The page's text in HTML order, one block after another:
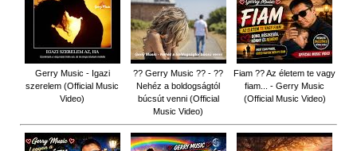
Gerry Music - Igazi
szerelem (Official Music
Video)
?? Gerry Music ?? - ??
Nehéz a boldogságtól
búcsút venni (Official
Music Video)
Fiam ?‍? Az életem te vagy
fiam... - Gerry Music
(Official Music Video)